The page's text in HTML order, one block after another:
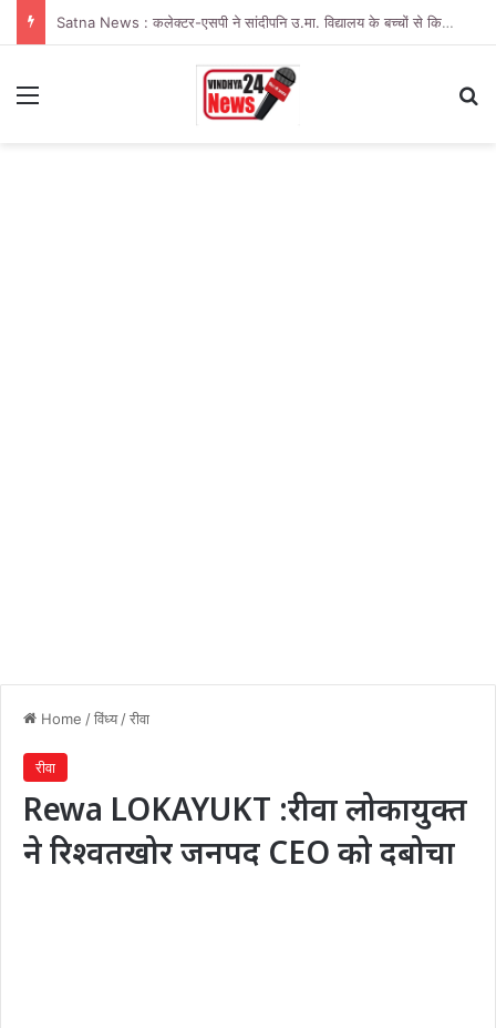
Satna News : कलेक्टर-एसपी ने सांदीपनि उ.मा. विद्यालय के बच्चों से किया संवाद
Menu
Home /विंध्य /रीवा
रीवा
Rewa LOKAYUKT :रीवा लोकायुक्त
ने रिश्वतखोर जनपद CEO को दबोचा